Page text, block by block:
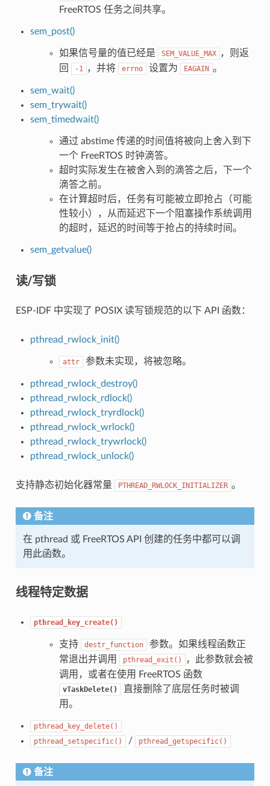
FreeRTOS 任务之间共享。
sem_post()
如果信号量的值已经是 SEM_VALUE_MAX ，则返
回
-1 ，并将 errno 设置为 EAGAIN 。
sem_wait()
sem_trywait()
sem_timedwait()
通过 abstime 传递的时间值将被向上舍入到下
一个 FreeRTOS 时钟滴答。
超时实际发生在被舍入到的滴答之后，下一个
滴答之前。
在计算超时后，任务有可能被立即抢占（可能
性较小），从而延迟下一个阻塞操作系统调用
的超时，延迟的时间等于抢占的持续时间。
sem_getvalue()
读/写锁
ESP-IDF 中实现了 POSIX 读写锁规范的以下 API 函数：
pthread_rwlock_init()
attr 参数未实现，将被忽略。
pthread_rwlock_destroy()
pthread_rwlock_rdlock()
pthread_rwlock_tryrdlock()
pthread_rwlock_wrlock()
pthread_rwlock_trywrlock()
pthread_rwlock_unlock()
支持静态初始化器常量 PTHREAD_RWLOCK_INITIALIZER 。
备注
在 pthread 或 FreeRTOS API 创建的任务中都可以调
用此函数。
线程特定数据
pthread_key_create()
支持 destr_function
参数。如果线程函数正
常退出并调用
pthread_exit()
，此参数就会被
调用，或者在使用 FreeRTOS 函数
vTaskDelete()
直接删除了底层任务时被调
用。
pthread_key_delete()
pthread_setspecific()
/ pthread_getspecific()
备注